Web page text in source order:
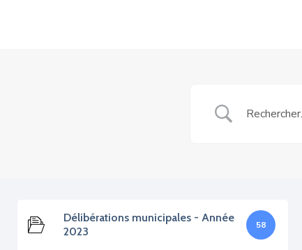
Délibérations municipales - Année
2023
58